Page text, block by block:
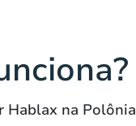
Hablax na Polônia